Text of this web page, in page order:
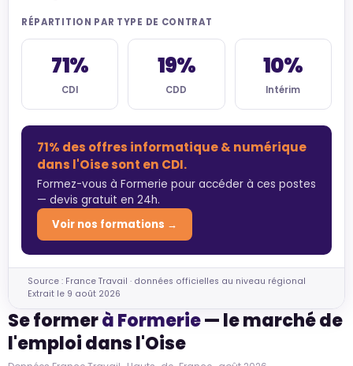
RÉPARTITION PAR TYPE DE CONTRAT
71%
CDI
19%
CDD
10%
Intérim
71% des offres informatique & numérique
dans l'Oise sont en CDI.
Formez-vous à Formerie pour accéder à ces postes
— devis gratuit en 24h.
Voir nos formations →
Source : France Travail · données officielles au niveau régional
Extrait le 9 août 2026
Se formerà Formerie— le marché de
l'emploi dans l'Oise